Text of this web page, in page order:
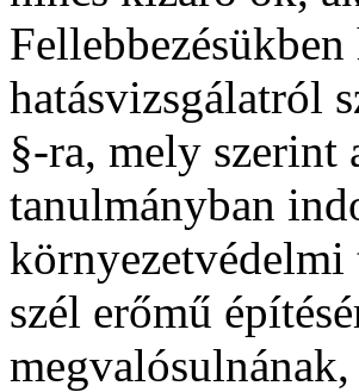
hatásvizsgálatról
§-ra, mely szerint
tanulmányban
környezetvédelmi
szél erőmű